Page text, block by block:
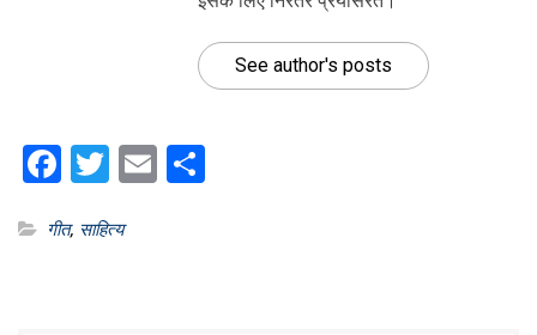
See author's posts
Facebook
Twitter
Email
गीत, साहित्य